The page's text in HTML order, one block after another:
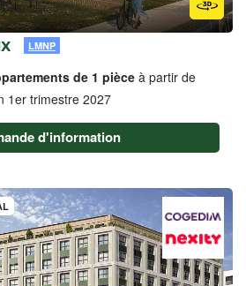
LMNP
de 1 pièceà partir de
1er trimestre 2027
d'information